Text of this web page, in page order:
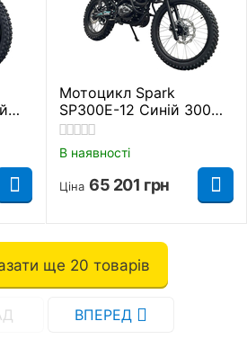
Мотоцикл Spark
SP300E-12 Синій 300
куб. см.
В наявності
Ціна 65 201 грн
ще 20 товарів
ВПЕРЕД